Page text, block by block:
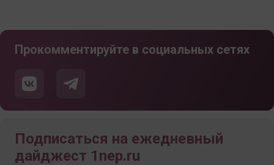
Прокомментируйте в социальных сетях
Подписаться на ежедневный
дайджест 1nep.ru